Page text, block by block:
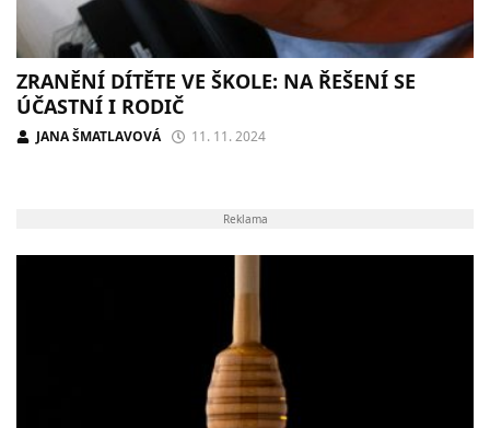
ZRANĚNÍ DÍTĚTE VE ŠKOLE: NA ŘEŠENÍ SE
ÚČASTNÍ I RODIČ
JANA ŠMATLAVOVÁ 11. 11. 2024
Reklama